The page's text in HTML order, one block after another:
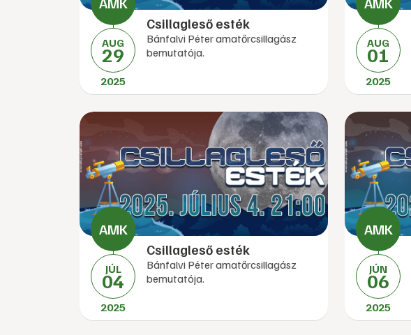
AUG
29
2025
Csillagleső esték
Bánfalvi Péter amatőrcsillagász
bemutatója.
AUG
01
2025
JÚL
04
2025
Csillagleső esték
Bánfalvi Péter amatőrcsillagász
bemutatója.
JÚN
06
2025